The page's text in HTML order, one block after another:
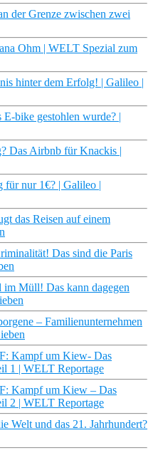
der Grenze zwischen zwei
Ohm | WELT Spezial zum
hinter dem Erfolg! | Galileo |
bike gestohlen wurde? |
Das Airbnb für Knackis |
für nur 1€? | Galileo |
das Reisen auf einem
Das sind die Paris
Müll! Das kann dagegen
– Familienunternehmen
Kampf um Kiew- Das
1 | WELT Reportage
Kampf um Kiew – Das
2 | WELT Reportage
Welt und das 21. Jahrhundert?